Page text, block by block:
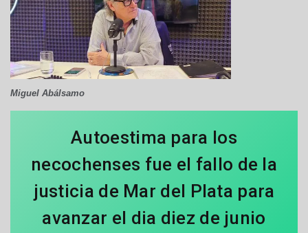
Miguel Abálsamo
Autoestima para los
necochenses fue el fallo de la
justicia de Mar del Plata para
avanzar el dia diez de junio